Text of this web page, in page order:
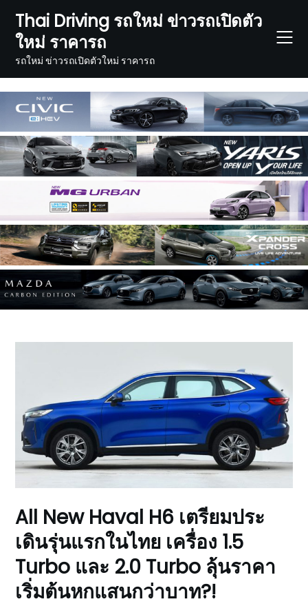
content
Thai Driving รถใหม่ ข่าวรถเปิดตัว
ใหม่ ราคารถ
รถใหม่ ข่าวรถเปิดตัวใหม่ ราคารถ
All New Haval H6 เตรียมประ
เดินรุ่นแรกในไทย เครื่อง 1.5
Turbo และ 2.0 Turbo ลุ้นราคา
เริ่มต้นหกแสนกว่าบาท?!